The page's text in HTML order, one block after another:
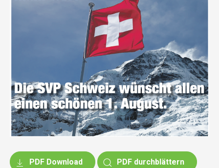
PDF Download PDF durchblättern